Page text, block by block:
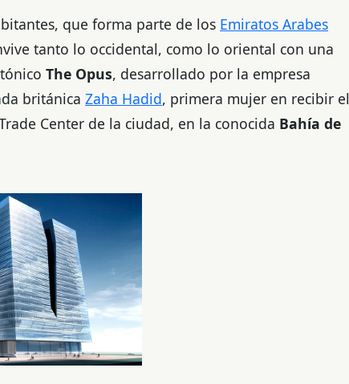
que forma parte de los Emiratos Arabes
tanto lo occidental, como lo oriental con una
The Opus, desarrollado por la empresa
británica Zaha Hadid, primera mujer en recibir el
Center de la ciudad, en la conocida Bahía de